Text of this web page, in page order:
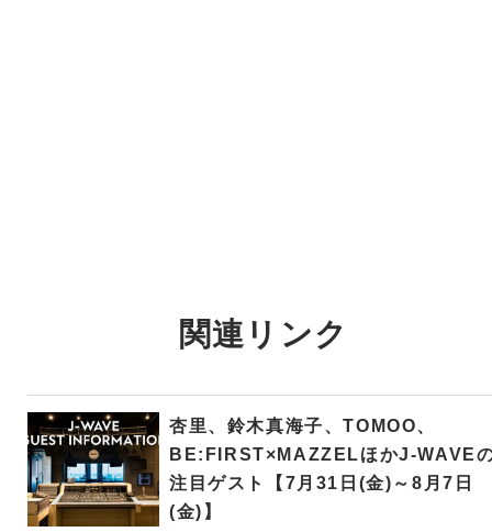
関連リンク
杏里、鈴木真海子、TOMOO、
BE:FIRST×MAZZELほかJ-WAVE
注目ゲスト【7月31日(金)～8月7日
(金)】